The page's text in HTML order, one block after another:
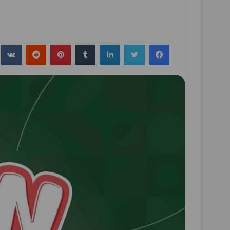
فيسبوك تويتر لينكدإن بينتيريست